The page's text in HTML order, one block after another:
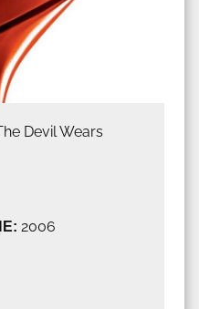
Devil Wears
2006